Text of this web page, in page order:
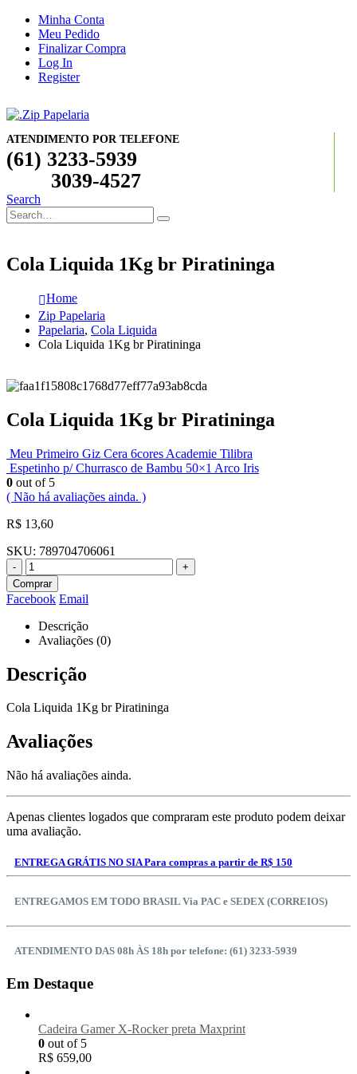
Minha Conta
Meu Pedido
Finalizar Compra
Log In
Register
ATENDIMENTO POR TELEFONE
(61) 3233-5939
3039-4527
Search
Cola Liquida 1Kg br Piratininga
Home
Zip Papelaria
Papelaria, Cola Liquida
Cola Liquida 1Kg br Piratininga
Cola Liquida 1Kg br Piratininga
Meu Primeiro Giz Cera 6cores Academie Tilibra
Espetinho p/ Churrasco de Bambu 50×1 Arco Iris
0 out of 5
( Não há avaliações ainda. )
R$ 13,60
SKU: 789704706061
-
+
Comprar
Facebook Email
Descrição
Avaliações (0)
Descrição
Cola Liquida 1Kg br Piratininga
Avaliações
Não há avaliações ainda.
Apenas clientes logados que compraram este produto podem deixar
uma avaliação.
ENTREGA GRÁTIS NO SIA Para compras a partir de R$ 150
ENTREGAMOS EM TODO BRASIL Via PAC e SEDEX (CORREIOS)
ATENDIMENTO DAS 08h ÀS 18h por telefone: (61) 3233-5939
Em Destaque
Cadeira Gamer X-Rocker preta Maxprint
0 out of 5
R$ 659,00